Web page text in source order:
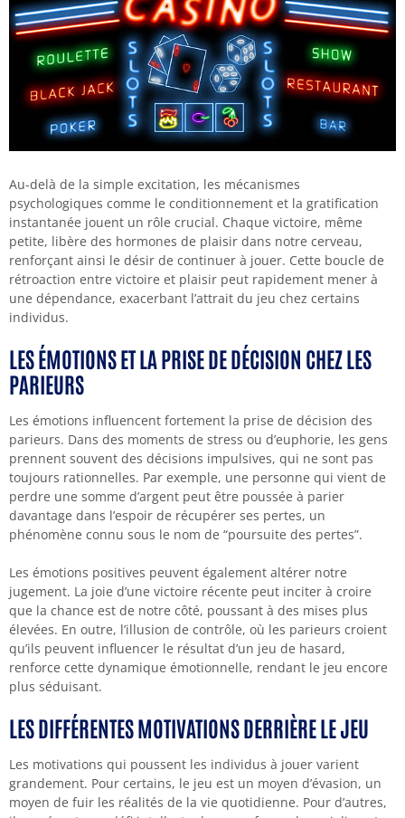
Au-delà de la simple excitation, les mécanismes
psychologiques comme le conditionnement et la gratification
instantanée jouent un rôle crucial. Chaque victoire, même
petite, libère des hormones de plaisir dans notre cerveau,
renforçant ainsi le désir de continuer à jouer. Cette boucle de
rétroaction entre victoire et plaisir peut rapidement mener à
une dépendance, exacerbant l’attrait du jeu chez certains
individus.
LES ÉMOTIONS ET LA PRISE DE DÉCISION CHEZ LES
PARIEURS
Les émotions influencent fortement la prise de décision des
parieurs. Dans des moments de stress ou d’euphorie, les gens
prennent souvent des décisions impulsives, qui ne sont pas
toujours rationnelles. Par exemple, une personne qui vient de
perdre une somme d’argent peut être poussée à parier
davantage dans l’espoir de récupérer ses pertes, un
phénomène connu sous le nom de “poursuite des pertes”.
Les émotions positives peuvent également altérer notre
jugement. La joie d’une victoire récente peut inciter à croire
que la chance est de notre côté, poussant à des mises plus
élevées. En outre, l’illusion de contrôle, où les parieurs croient
qu’ils peuvent influencer le résultat d’un jeu de hasard,
renforce cette dynamique émotionnelle, rendant le jeu encore
plus séduisant.
LES DIFFÉRENTES MOTIVATIONS DERRIÈRE LE JEU
Les motivations qui poussent les individus à jouer varient
grandement. Pour certains, le jeu est un moyen d’évasion, un
moyen de fuir les réalités de la vie quotidienne. Pour d’autres,